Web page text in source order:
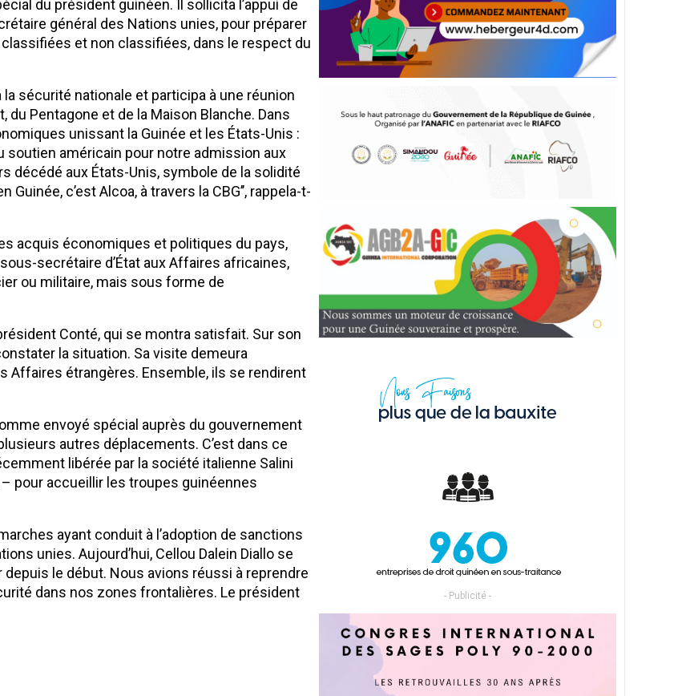
du président guinéen. Il sollicita l’appui de
général des Nations unies, pour préparer
et non classifiées, dans le respect du
sécurité nationale et participa à une réunion
Pentagone et de la Maison Blanche. Dans
unissant la Guinée et les États-Unis :
soutien américain pour notre admission aux
décédé aux États-Unis, symbole de la solidité
c’est Alcoa, à travers la CBG’’, rappela-t-
acquis économiques et politiques du pays,
secrétaire d’État aux Affaires africaines,
ou militaire, mais sous forme de
Conté, qui se montra satisfait. Sur son
la situation. Sa visite demeura
étrangères. Ensemble, ils se rendirent
envoyé spécial auprès du gouvernement
autres déplacements. C’est dans ce
libérée par la société italienne Salini
pour accueillir les troupes guinéennes
ayant conduit à l’adoption de sanctions
unies. Aujourd’hui, Cellou Dalein Diallo se
depuis le début. Nous avions réussi à reprendre
dans nos zones frontalières. Le président
- Publicité -